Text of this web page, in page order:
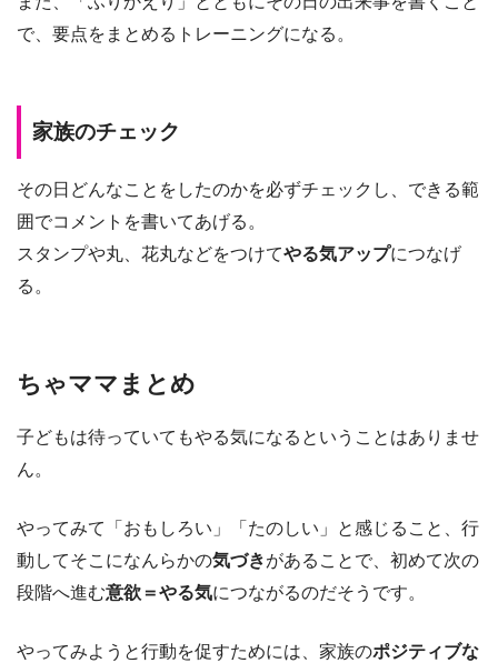
で、要点をまとめるトレーニングになる。
家族のチェック
その日どんなことをしたのかを必ずチェックし、できる範
囲でコメントを書いてあげる。
スタンプや丸、花丸などをつけてやる気アップにつなげ
る。
ちゃママまとめ
子どもは待っていてもやる気になるということはありませ
ん。
やってみて「おもしろい」「たのしい」と感じること、行
動してそこになんらかの気づきがあることで、初めて次の
段階へ進む意欲＝やる気につながるのだそうです。
やってみようと行動を促すためには、家族のポジティブな